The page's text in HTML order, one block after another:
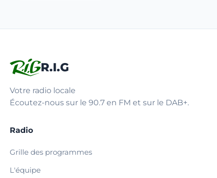
R.I.G
Votre radio locale
Écoutez-nous sur le 90.7 en FM et sur le DAB+.
Radio
Grille des programmes
L'équipe